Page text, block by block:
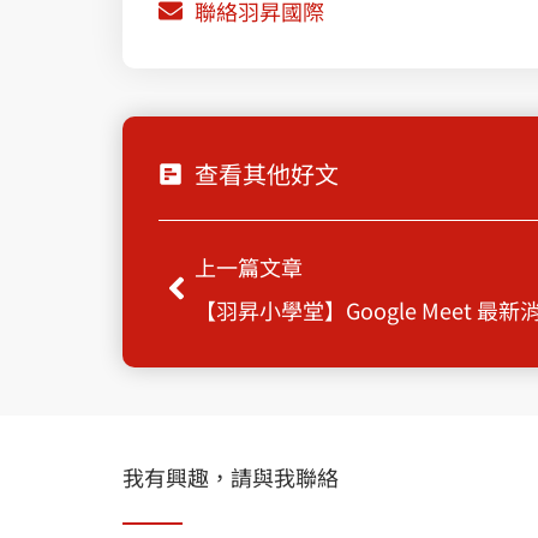
聯絡羽昇國際
查看其他好文
Prev上一篇文章
【羽昇小學堂】Google Meet 最新
我有興趣，請與我聯絡